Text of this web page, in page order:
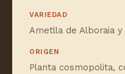
VARIEDAD
Ametlla de Alboraia
ORIGEN
Planta cosmopolita,